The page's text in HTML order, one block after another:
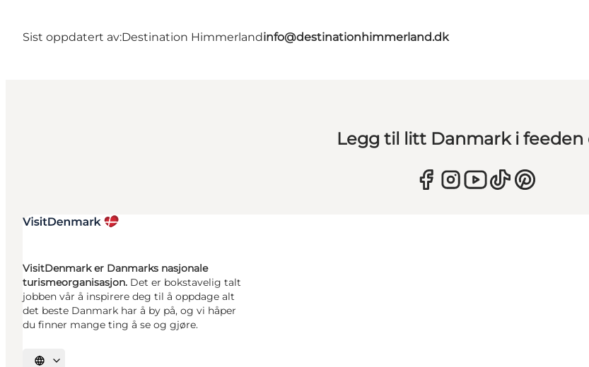
Sist oppdatert av:Destination Himmerlandinfo@destinationhimmerland.dk
Legg til litt Danmark i feeden
VisitDenmark er Danmarks nasjonale
turismeorganisasjon. Det er bokstavelig talt
jobben vår å inspirere deg til å oppdage alt
det beste Danmark har å by på, og vi håper
du finner mange ting å se og gjøre.